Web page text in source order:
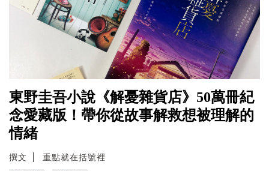
東野圭吾小說《解憂雜貨店》50萬冊紀
念愛藏版！帶你從故事解救想被理解的
情緒
撰文 重點就在括號裡